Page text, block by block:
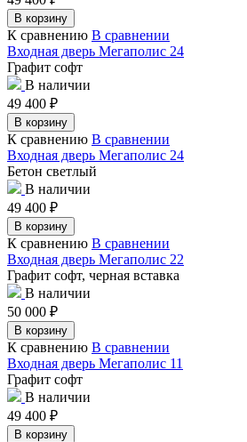
В корзину
К сравнению В сравнении
Входная дверь Мегаполис 24
Графит софт
В наличии
49 400 ₽
В корзину
К сравнению В сравнении
Входная дверь Мегаполис 24
Бетон светлый
В наличии
49 400 ₽
В корзину
К сравнению В сравнении
Входная дверь Мегаполис 22
Графит софт, черная вставка
В наличии
50 000 ₽
В корзину
К сравнению В сравнении
Входная дверь Мегаполис 11
Графит софт
В наличии
49 400 ₽
В корзину